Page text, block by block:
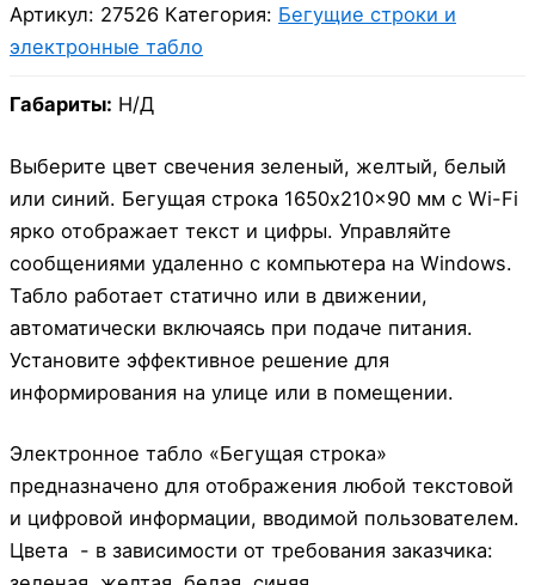
Артикул: 27526 Категория: Бегущие строки и
электронные табло
Габариты: Н/Д
Выберите цвет свечения зеленый, желтый, белый
или синий. Бегущая строка 1650x210x90 мм с Wi-Fi
ярко отображает текст и цифры. Управляйте
сообщениями удаленно с компьютера на Windows.
Табло работает статично или в движении,
автоматически включаясь при подаче питания.
Установите эффективное решение для
информирования на улице или в помещении.
Электронное табло «Бегущая строка»
предназначено для отображения любой текстовой
и цифровой информации, вводимой пользователем.
Цвета - в зависимости от требования заказчика: